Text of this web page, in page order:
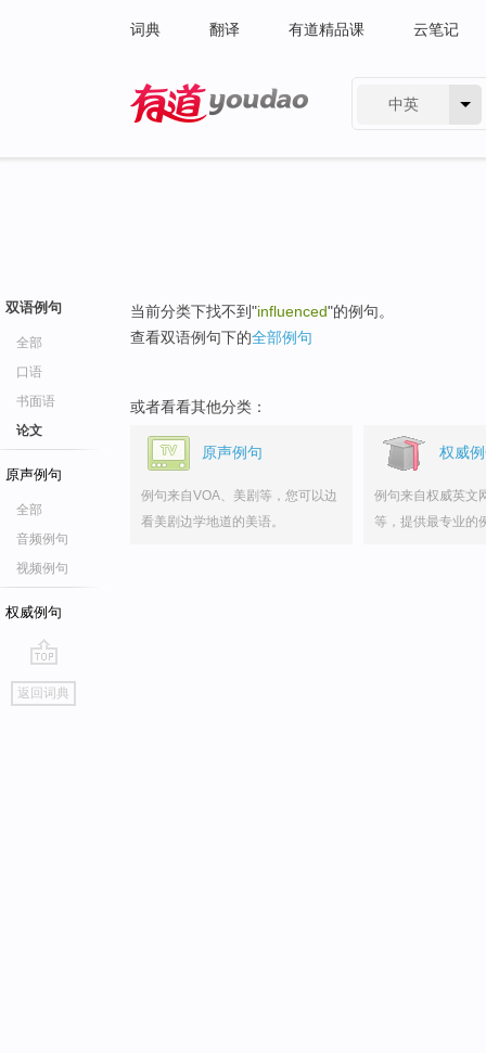
词典 翻译 有道精品课 云笔记
中英
双语例句
全部
口语
书面语
论文
原声例句
全部
音频例句
视频例句
权威例句
go
top
返回词典
当前分类下找不到"influenced"的例句。
查看双语例句下的全部例句
或者看看其他分类：
原声例句
例句来自VOA、美剧等，您可以边
看美剧边学地道的美语。
权威
例句来自权威英文
等，提供最专业的